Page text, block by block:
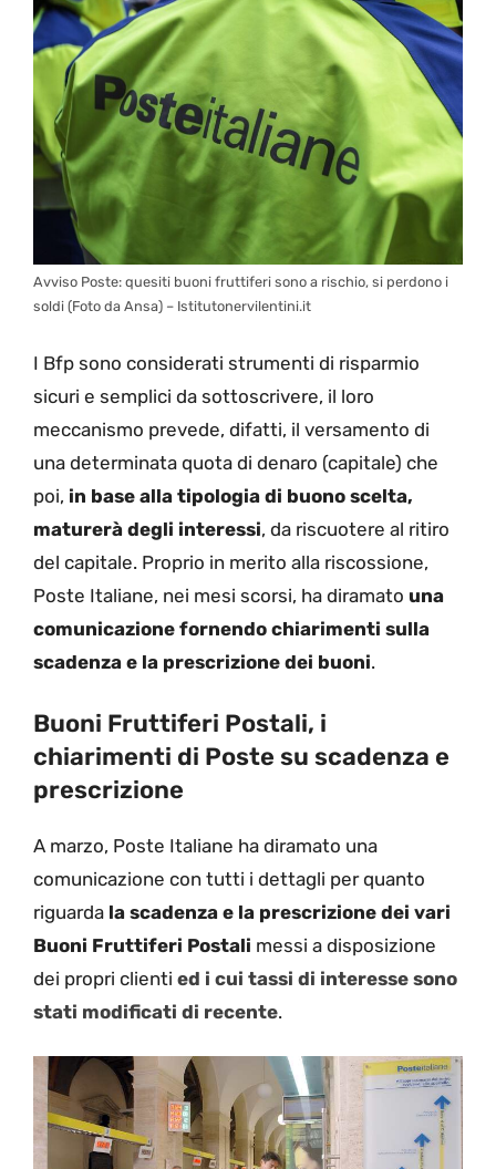
Avviso Poste: quesiti buoni fruttiferi sono a rischio, si perdono i
soldi (Foto da Ansa) – Istitutonervilentini.it
I Bfp sono considerati strumenti di risparmio
sicuri e semplici da sottoscrivere, il loro
meccanismo prevede, difatti, il versamento di
una determinata quota di denaro (capitale) che
poi, in base alla tipologia di buono scelta,
maturerà degli interessi, da riscuotere al ritiro
del capitale. Proprio in merito alla riscossione,
Poste Italiane, nei mesi scorsi, ha diramato una
comunicazione fornendo chiarimenti sulla
scadenza e la prescrizione dei buoni.
Buoni Fruttiferi Postali, i
chiarimenti di Poste su scadenza e
prescrizione
A marzo, Poste Italiane ha diramato una
comunicazione con tutti i dettagli per quanto
riguarda la scadenza e la prescrizione dei vari
Buoni Fruttiferi Postali messi a disposizione
dei propri clienti ed i cui tassi di interesse sono
stati modificati di recente.